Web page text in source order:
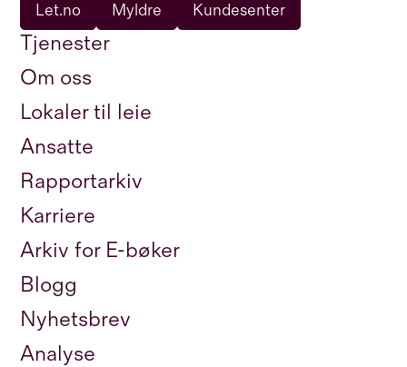
Tjenester
Om oss
Lokaler til leie
Ansatte
Rapportarkiv
Karriere
Arkiv for E-bøker
Blogg
Nyhetsbrev
Analyse
Let.no Myldre Kundesenter